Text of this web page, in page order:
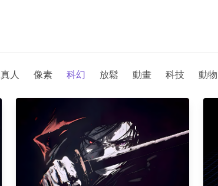
真人 像素 科幻 放鬆 動畫 科技 動物